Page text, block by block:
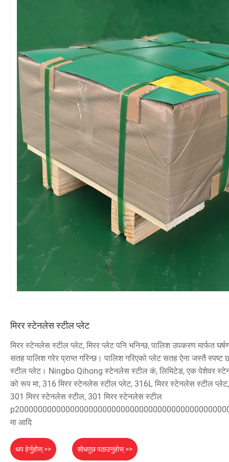
मिरर स्टेनलेस स्टील प्लेट
मिरर स्टेनलेस स्टील प्लेट, मिरर प्लेट पनि भनिन्छ, पालिश उपकरण मार्फत
सतह पालिश गरेर प्राप्त गरिन्छ। पालिश गरिएको प्लेट सतह ऐना जस्तै
स्टील प्लेट। Ningbo Qihong स्टेनलेस स्टील कं, लिमिटेड, एक पेशेवर
को रूप मा, 316 मिरर स्टेनलेस स्टील प्लेट, 316L मिरर स्टेनलेस स्टील
301 मिरर स्टेनलेस स्टील, 301 मिरर स्टेनलेस स्टील
मा आदि
थप हेर्नुहोस् >> सोधपुछ पठाउनुहोस् >>